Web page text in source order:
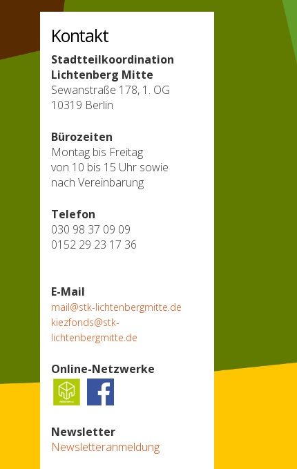
Kontakt
Stadtteilkoordination
Lichtenberg Mitte
Sewanstraße 178, 1. OG
10319 Berlin
Bürozeiten
Montag bis Freitag
von 10 bis 15 Uhr sowie
nach Vereinbarung
Telefon
030 98 37 09 09
0152 29 23 17 36
E-Mail
mail@stk-lichtenbergmitte.de
kiezfonds@stk-
lichtenbergmitte.de
Online-Netzwerke
Newsletter
Newsletteranmeldung